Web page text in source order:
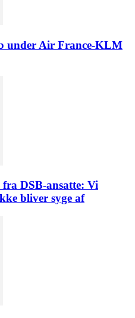
under Air France-KLM
DSB-ansatte: Vi
bliver syge af